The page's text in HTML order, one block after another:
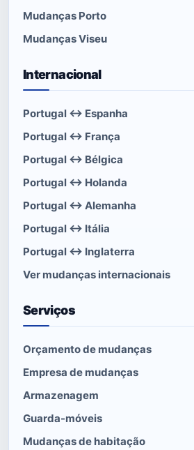
Mudanças Porto
Mudanças Viseu
Internacional
Portugal ↔ Espanha
Portugal ↔ França
Portugal ↔ Bélgica
Portugal ↔ Holanda
Portugal ↔ Alemanha
Portugal ↔ Itália
Portugal ↔ Inglaterra
Ver mudanças internacionais
Serviços
Orçamento de mudanças
Empresa de mudanças
Armazenagem
Guarda-móveis
Mudanças de habitação